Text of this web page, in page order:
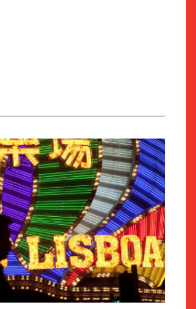
de Daisy Ho,
Angela